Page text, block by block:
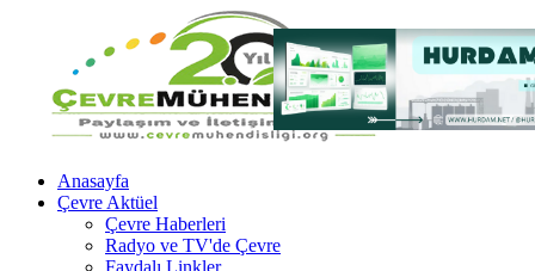
Anasayfa
Çevre Aktüel
Çevre Haberleri
Radyo ve TV'de Çevre
Faydalı Linkler